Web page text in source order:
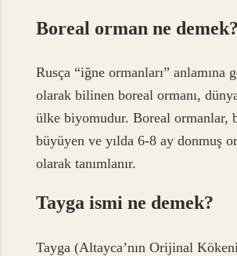
Boreal orman ne demek?
Rusça “iğne ormanları” anlamına
olarak bilinen boreal ormanı,
ülke biyomudur. Boreal ormanlar,
büyüyen ve yılda 6-8 ay donmuş
olarak tanımlanır.
Tayga ismi ne demek?
Tayga (Altayca’nın Orijinal